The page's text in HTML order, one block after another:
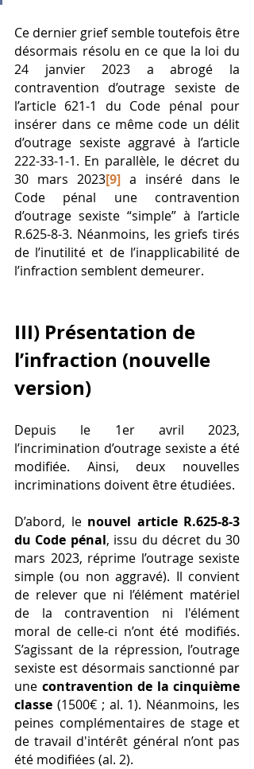
Ce dernier grief semble toutefois être
désormais résolu en ce que la loi du
24 janvier 2023 a abrogé la
contravention d’outrage sexiste de
l’article 621-1 du Code pénal pour
insérer dans ce même code un délit
d’outrage sexiste aggravé à l’article
222-33-1-1. En parallèle, le décret du
30 mars 2023[9] a inséré dans le
Code pénal une contravention
d’outrage sexiste “simple” à l’article
R.625-8-3. Néanmoins, les griefs tirés
de l’inutilité et de l’inapplicabilité de
l’infraction semblent demeurer.
III) Présentation de
l’infraction (nouvelle
version)
Depuis le 1er avril 2023,
l’incrimination d’outrage sexiste a été
modifiée. Ainsi, deux nouvelles
incriminations doivent être étudiées.
D’abord, le nouvel article R.625-8-3
du Code pénal, issu du décret du 30
mars 2023, réprime l’outrage sexiste
simple (ou non aggravé). Il convient
de relever que ni l’élément matériel
de la contravention ni l'élément
moral de celle-ci n’ont été modifiés.
S’agissant de la répression, l’outrage
sexiste est désormais sanctionné par
une contravention de la cinquième
classe (1500€ ; al. 1). Néanmoins, les
peines complémentaires de stage et
de travail d'intérêt général n’ont pas
été modifiées (al. 2).